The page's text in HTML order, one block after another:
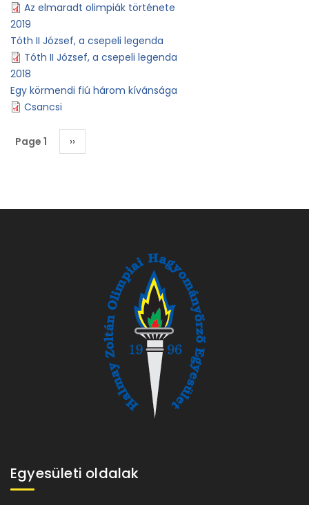
Az elmaradt olimpiák története
2019
Tóth II József, a csepeli legenda
Tóth II József, a csepeli legenda
2018
Egy körmendi fiú három kívánsága
Csancsi
Pagination
Page 1
Next
page
››
Egyesületi oldalak